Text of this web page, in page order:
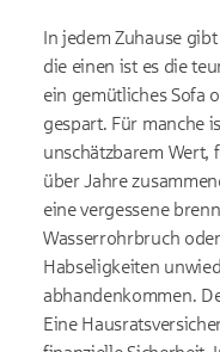
In jedem Zuhause
die einen ist es die
ein gemütliches Sofa
gespart. Für manche
unschätzbarem Wert,
über Jahre
eine vergessene
Wasserrohrbruch
Habseligkeiten
abhandenkommen.
Eine